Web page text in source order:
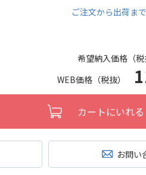
ご注文から出荷ま
希望納入価格（税
WEB価格（税抜）
カートにいれる
お問い